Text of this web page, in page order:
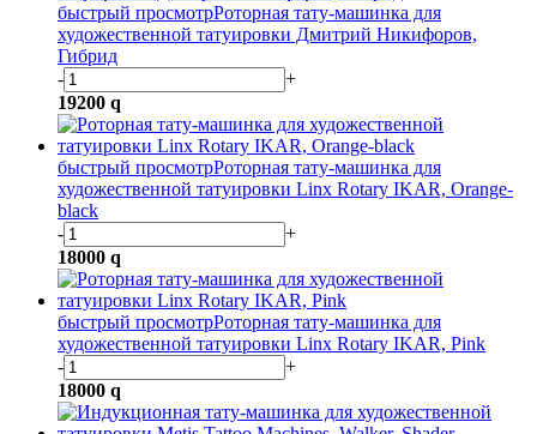
быстрый просмотрРоторная тату-машинка для
художественной татуировки Дмитрий Никифоров,
Гибрид
-
+
19200 q
быстрый просмотрРоторная тату-машинка для
художественной татуировки Linx Rotary IKAR, Orange-
black
-
+
18000 q
быстрый просмотрРоторная тату-машинка для
художественной татуировки Linx Rotary IKAR, Pink
-
+
18000 q